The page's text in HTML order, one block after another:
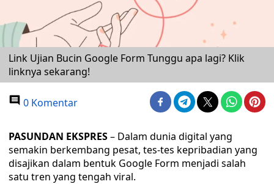
Link Ujian Bucin Google Form Tunggu apa lagi? Klik
linknya sekarang!
0 Komentar
PASUNDAN EKSPRES– Dalam dunia digital yang
semakin berkembang pesat, tes-tes kepribadian yang
disajikan dalam bentuk Google Form menjadi salah
satu tren yang tengah viral.